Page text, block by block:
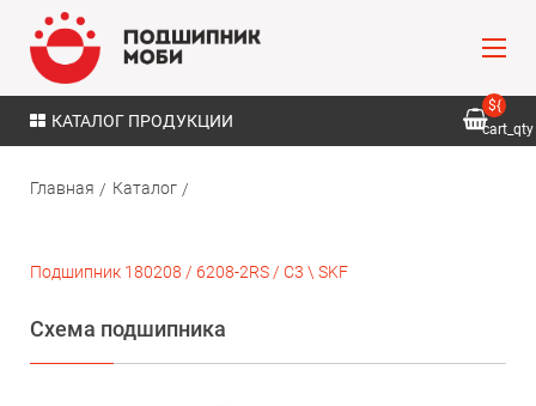
КАТАЛОГ ПРОДУКЦИИ
${
cart_qty
Главная Каталог
Подшипник 180208 / 6208-2RS / С3 \ SKF
Схема подшипника